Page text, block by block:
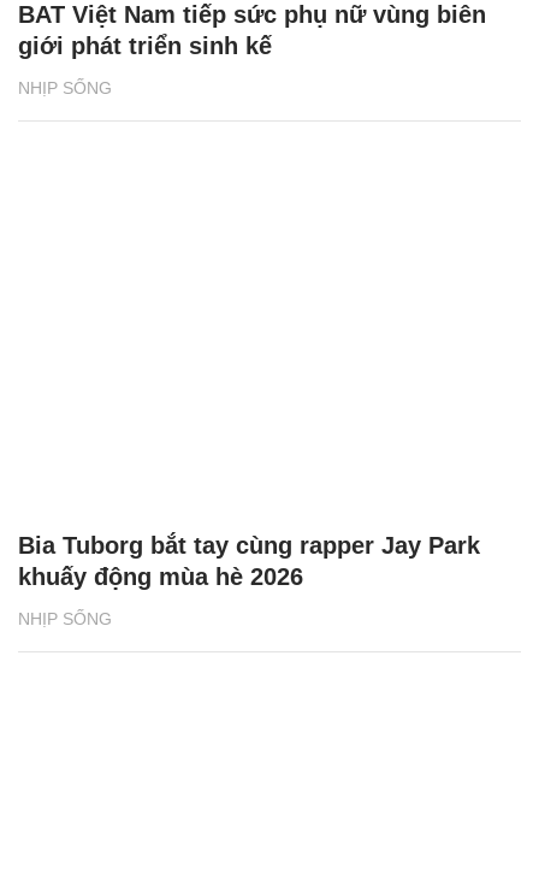
NHỊP SỐNG
BAT Việt Nam tiếp sức phụ nữ vùng biên
giới phát triển sinh kế
NHỊP SỐNG
Bia Tuborg bắt tay cùng rapper Jay Park
khuấy động mùa hè 2026